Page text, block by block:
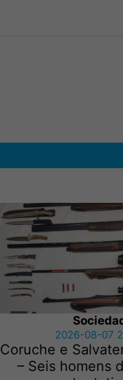
2026-08-07
Coruche e
– Seis homens